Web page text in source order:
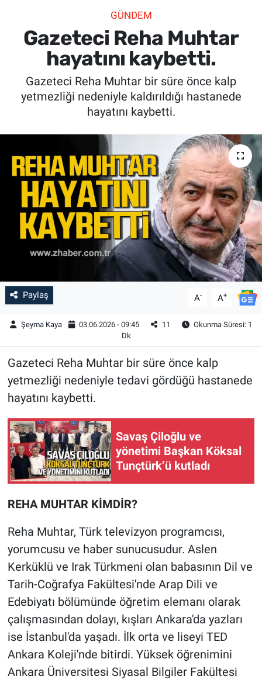
GÜNDEM
Gazeteci Reha Muhtar
hayatını kaybetti.
Gazeteci Reha Muhtar bir süre önce kalp
yetmezliği nedeniyle kaldırıldığı hastanede
hayatını kaybetti.
Paylaş A- A+
Şeyma Kaya 03.06.2026 - 09:45 11
Okunma Süresi: 1
Dk
Gazeteci Reha Muhtar bir süre önce kalp
yetmezliği nedeniyle tedavi gördüğü hastanede
hayatını kaybetti.
Savaş Çiloğlu ve
yönetimi Başkan Köksal
Tunçtürk’ü kutladı
REHA MUHTAR KİMDİR?
Reha Muhtar, Türk televizyon programcısı,
yorumcusu ve haber sunucusudur. Aslen
Kerküklü ve Irak Türkmeni olan babasının Dil ve
Tarih-Coğrafya Fakültesi'nde Arap Dili ve
Edebiyatı bölümünde öğretim elemanı olarak
çalışmasından dolayı, kışları Ankara'da yazları
ise İstanbul'da yaşadı. İlk orta ve liseyi TED
Ankara Koleji'nde bitirdi. Yüksek öğrenimini
Ankara Üniversitesi Siyasal Bilgiler Fakültesi
SPOR
SAĞLIK